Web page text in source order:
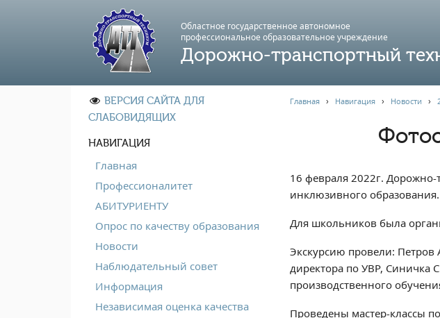
Областное государственное автономное
профессиональноe образовательное учреждение
Дорожно-транспортный
ВЕРСИЯ САЙТА ДЛЯ
СЛАБОВИДЯЩИХ
НАВИГАЦИЯ
Главная
Профессионалитет
АБИТУРИЕНТУ
Опрос по качеству образования
Новости
Наблюдательный совет
Информация
Независимая оценка качества
Главная› Навигация› Новости ›
16 февраля 2022г.
инклюзивного образования.
Для школьников была
Экскурсию провели: Петров
директора по УВР, Синичка
производственного
Проведены мастер-классы